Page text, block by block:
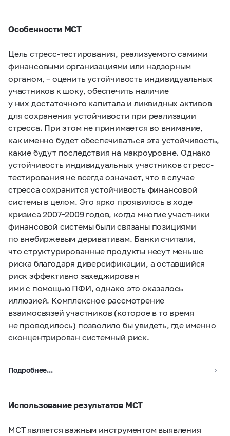
Особенности МСТ
Цель стресс-тестирования, реализуемого самими
финансовыми организациями или надзорным
органом, – оценить устойчивость индивидуальных
участников к шоку, обеспечить наличие
у них достаточного капитала и ликвидных активов
для сохранения устойчивости при реализации
стресса. При этом не принимается во внимание,
как именно будет обеспечиваться эта устойчивость,
какие будут последствия на макроуровне. Однако
устойчивость индивидуальных участников стресс-
тестирования не всегда означает, что в случае
стресса сохранится устойчивость финансовой
системы в целом. Это ярко проявилось в ходе
кризиса2007–2009 годов, когда многие участники
финансовой системы были связаны позициями
по внебиржевым деривативам. Банки считали,
что структурированные продукты несут меньше
риска благодаря диверсификации, а оставшийся
риск эффективно захеджирован
ими с помощью ПФИ, однако это оказалось
иллюзией. Комплексное рассмотрение
взаимосвязей участников (которое в то время
не проводилось) позволило бы увидеть, где именно
сконцентрирован системный риск.
Подробнее...
Использование результатов МСТ
МСТ является важным инструментом выявления